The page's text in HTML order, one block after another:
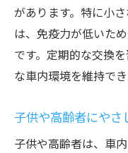
があります。特に小
は、免疫力が低いた
です。定期的な交換
な車内環境を維持でき
子供や高齢者にや
子供や高齢者は、車